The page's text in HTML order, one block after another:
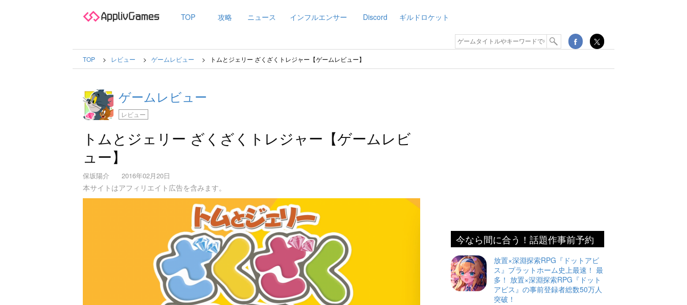
TOP 攻略 ニュース インフルエンサー Discord ギルドロケット
TOP レビュー ゲームレビュー トムとジェリー ざくざくトレジャー【ゲームレビュー】
ゲームレビュー
レビュー
トムとジェリー ざくざくトレジャー【ゲームレビ
ュー】
保坂陽介 2016年02月20日
本サイトはアフィリエイト広告を含みます。
今なら間に合う！話題作事前予約
放置×深淵探索RPG『ドットアビ
ス』プラットホーム史上最速！ 最
多！ 放置×深淵探索RPG『ドット
アビス』の事前登録者総数50万人
突破！